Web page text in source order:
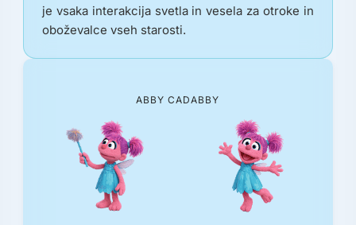
je vsaka interakcija svetla in vesela za otroke in
oboževalce vseh starosti.
ABBY CADABBY